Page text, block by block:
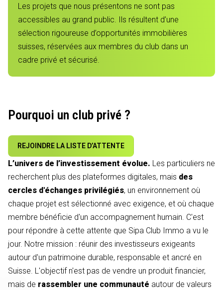
Les projets que nous présentons ne sont pas
accessibles au grand public. Ils résultent d’une
sélection rigoureuse d’opportunités immobilières
suisses, réservées aux membres du club dans un
cadre privé et sécurisé.
Pourquoi un club privé ?
REJOINDRE LA LISTE D’ATTENTE
L’univers de l’investissement évolue. Les particuliers ne
recherchent plus des plateformes digitales, mais des
cercles d'échanges privilégiés, un environnement où
chaque projet est sélectionné avec exigence, et où chaque
membre bénéficie d'un accompagnement humain. C'est
pour répondre à cette attente que Sipa Club Immo a vu le
jour. Notre mission : réunir des investisseurs exigeants
autour d'un patrimoine durable, responsable et ancré en
Suisse. L'objectif n'est pas de vendre un produit financier,
mais de rassembler une communauté autour de valeurs